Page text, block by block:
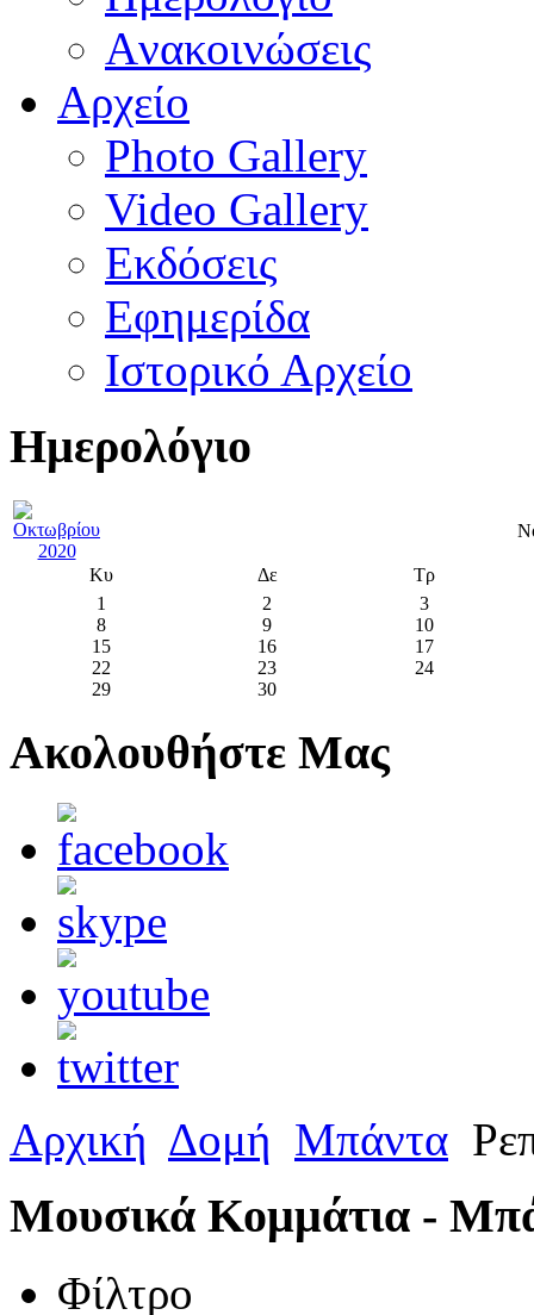
Aνακοινώσεις
Αρχείο
Photo Gallery
Video Gallery
Εκδόσεις
Εφημερίδα
Ιστορικό Αρχείο
Ημερολόγιο
Κυ Δε
Τρ
1
2
3
8
9
10
15
16
17
22
23
24
29
30
Ακολουθήστε Μας
Αρχική Δομή Μπάντα
Μουσικά Κομμάτια -
Φίλτρο